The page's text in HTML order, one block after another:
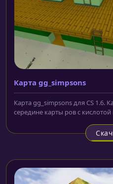
Карта gg_simpsons
Карта gg_simpsons для CS 1.6.
середине карты ров с кислотой